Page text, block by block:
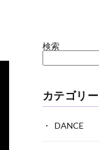
検索
カテゴリー
DANCE